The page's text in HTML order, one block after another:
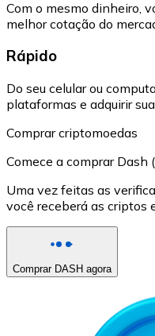
Com o mesmo dinheiro,
melhor cotação do
Rápido
Do seu celular ou
plataformas e adquirir
Comprar criptomoedas
Comece a comprar Dash
Uma vez feitas as
você receberá as criptos
Comprar DASH agora